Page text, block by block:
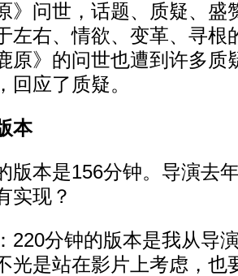
》问世，话题、质疑、盛
左右、情欲、变革、寻根
原》的问世也遭到许多质
回应了质疑。
本
本是156分钟。导演去
实现？
分钟的版本是我从导
光是站在影片上考虑，也